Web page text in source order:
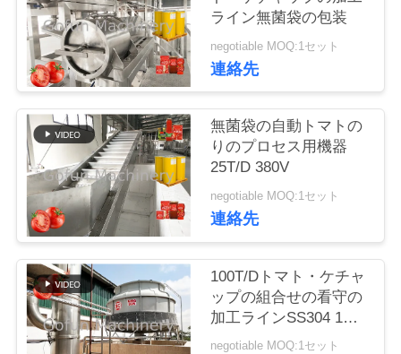
行
理
ライン無菌袋の包装
negotiable MOQ:1セット
連絡先
無菌袋の自動トマトの
りのプロセス用機器
25T/D 380V
negotiable MOQ:1セット
連絡先
100T/Dトマト・ケチャ
ップの組合せの看守の
加工ラインSS304 1停
止サービス
negotiable MOQ:1セット